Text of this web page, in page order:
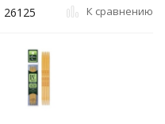
26125 К сравнению